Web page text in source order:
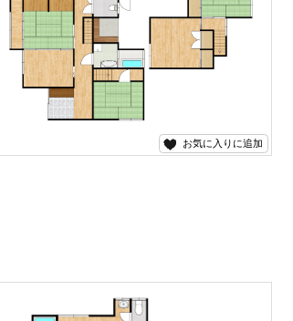
お気に入りに追加